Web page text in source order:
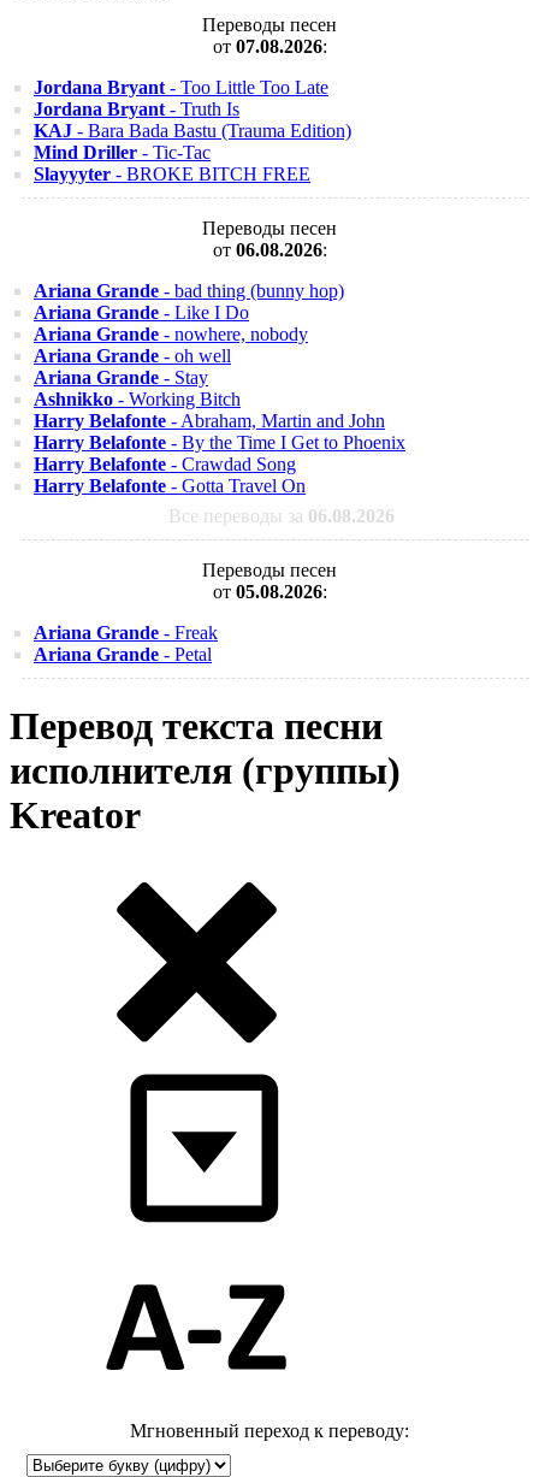
Переводы песен
от 07.08.2026:
Jordana Bryant - Too Little Too Late
Jordana Bryant - Truth Is
KAJ - Bara Bada Bastu (Trauma Edition)
Mind Driller - Tic-Tac
Slayyyter - BROKE BITCH FREE
Переводы песен
от 06.08.2026:
Ariana Grande - bad thing (bunny hop)
Ariana Grande - Like I Do
Ariana Grande - nowhere, nobody
Ariana Grande - oh well
Ariana Grande - Stay
Ashnikko - Working Bitch
Harry Belafonte - Abraham, Martin and John
Harry Belafonte - By the Time I Get to Phoenix
Harry Belafonte - Crawdad Song
Harry Belafonte - Gotta Travel On
Все переводы за 06.08.2026
Переводы песен
от 05.08.2026:
Ariana Grande - Freak
Ariana Grande - Petal
Перевод текста песни
исполнителя (группы)
Kreator
Мгновенный переход к переводу: